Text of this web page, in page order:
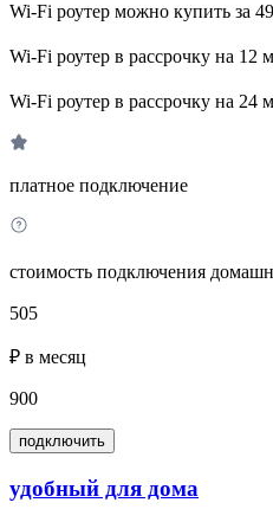
Wi-Fi роутер можно купить за
Wi-Fi роутер в рассрочку на 12
Wi-Fi роутер в рассрочку на 24
платное подключение
стоимость подключения
505
₽ в месяц
900
подключить
удобный для дома